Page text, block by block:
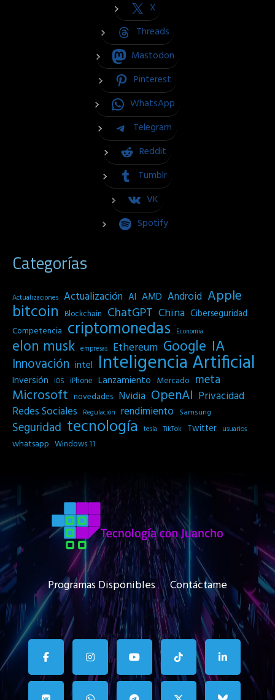
X
Threads
Mastodon
Pinterest
WhatsApp
Telegram
Reddit
Tumblr
VK
Spotify
Categorías
Actualizaciones Actualización AI AMD Android Apple
bitcoin Blockchain ChatGPT China Ciberseguridad
Competencia criptomonedas Economia
elon musk empresas Ethereum Google IA
Innovación intel Inteligencia Artificial
Inversión iOS iPhone Lanzamiento Mercado meta
Microsoft novedades Nvidia OpenAI Privacidad
Redes Sociales
Regulación rendimiento Samsung
Seguridad tecnología tesla TikTok Twitter usuarios
whatsapp Windows 11
Programas Disponibles Contáctame